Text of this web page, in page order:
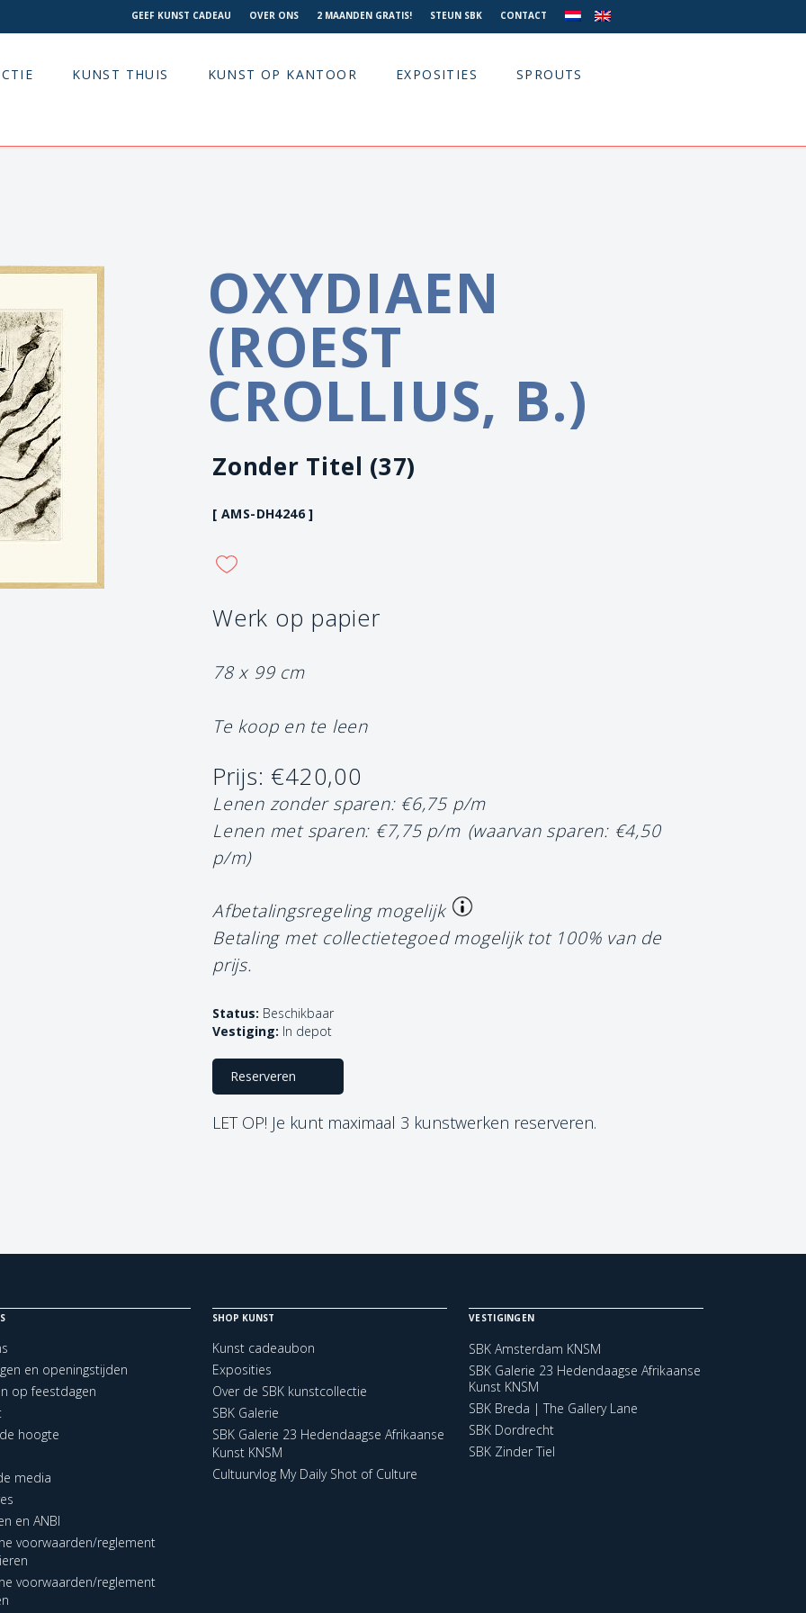
GEEF KUNST CADEAU OVER ONS 2 MAANDEN GRATIS! STEUN SBK CONTACT
KUNST THUIS KUNST OP KANTOOR EXPOSITIES SPROUTS
OXYDIAEN
(ROEST
CROLLIUS, B.)
Zonder Titel (37)
[ AMS-DH4246 ]
Werk op papier
78 x 99 cm
Te koop en te leen
Prijs: €420,00
Lenen zonder sparen: €6,75 p/m
Lenen met sparen: €7,75 p/m (waarvan sparen: €4,50
p/m)
Afbetalingsregeling mogelijk
Betaling met collectietegoed mogelijk tot 100% van de
prijs.
Status: Beschikbaar
Vestiging: In depot
Reserveren
LET OP! Je kunt maximaal 3 kunstwerken reserveren.
en openingstijden
op feestdagen
hoogte
media
en ANBI
voorwaarden/reglement
voorwaarden/reglement
SHOP KUNST
Kunst cadeaubon
Exposities
Over de SBK kunstcollectie
SBK Galerie
SBK Galerie 23 Hedendaagse Afrikaanse
Kunst KNSM
Cultuurvlog My Daily Shot of Culture
VESTIGINGEN
SBK Amsterdam KNSM
SBK Galerie 23 Hedendaagse Afrikaanse
Kunst KNSM
SBK Breda | The Gallery Lane
SBK Dordrecht
SBK Zinder Tiel